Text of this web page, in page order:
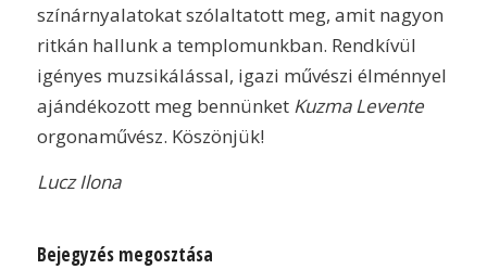
színárnyalatokat szólaltatott meg, amit nagyon
ritkán hallunk a templomunkban. Rendkívül
igényes muzsikálással, igazi művészi élménnyel
ajándékozott meg bennünket Kuzma Levente
orgonaművész. Köszönjük!
Lucz Ilona
Bejegyzés megosztása